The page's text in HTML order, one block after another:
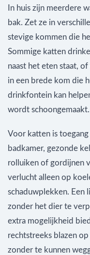
In huis zijn meerdere
bak. Zet ze in
stevige kommen die
Sommige katten
naast het eten staat,
in een brede kom die
drinkfontein kan
wordt schoongemaakt.
Voor katten is
badkamer, gezonde
rolluiken of gordijnen
verlucht alleen op
schaduwplekken. Een
zonder het dier te
extra mogelijkheid
rechtstreeks blazen
zonder te kunnen